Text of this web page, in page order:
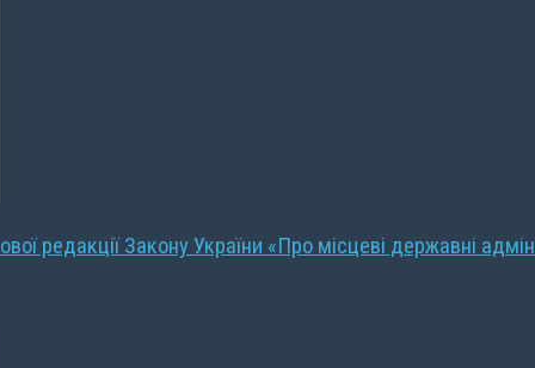
редакції Закону України «Про місцеві державні